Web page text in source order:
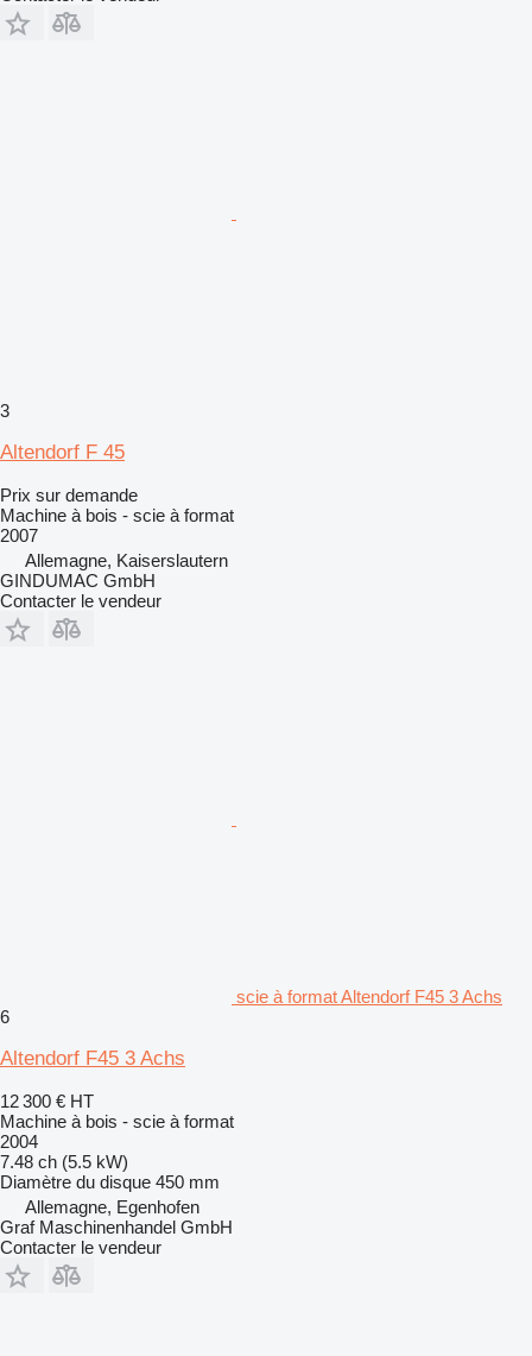
3
Altendorf F 45
Prix sur demande
Machine à bois - scie à format
2007
Allemagne, Kaiserslautern
GINDUMAC GmbH
Contacter le vendeur
scie à format Altendorf F45 3 Achs
6
Altendorf F45 3 Achs
12 300 € HT
Machine à bois - scie à format
2004
7.48 ch (5.5 kW)
Diamètre du disque 450 mm
Allemagne, Egenhofen
Graf Maschinenhandel GmbH
Contacter le vendeur